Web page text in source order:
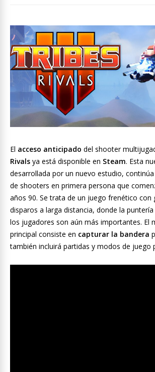
El acceso anticipado del shooter
Rivals ya está disponible en Steam. Esta
desarrollada por un nuevo estudio,
de shooters en primera persona que
años 90. Se trata de un juego frenético con
disparos a larga distancia, donde la
los jugadores son aún más importantes. El
principal consiste en capturar la bandera
también incluirá partidas y modos de juego